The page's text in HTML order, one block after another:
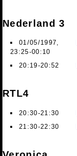
Nederland 3
01/05/1997,
23:25-00:10
20:19-20:52
RTL4
20:30-21:30
21:30-22:30